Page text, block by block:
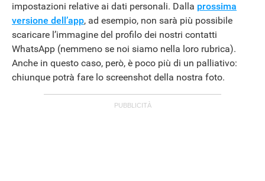
impostazioni relative ai dati personali. Dalla prossima
versione dell’app, ad esempio, non sarà più possibile
scaricare l’immagine del profilo dei nostri contatti
WhatsApp (nemmeno se noi siamo nella loro rubrica).
Anche in questo caso, però, è poco più di un palliativo:
chiunque potrà fare lo screenshot della nostra foto.